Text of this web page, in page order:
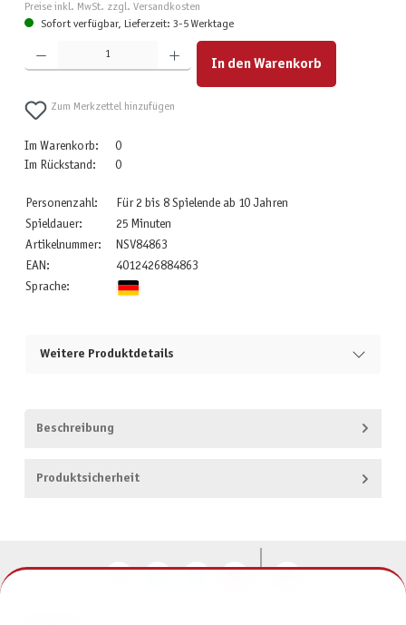
Preise inkl. MwSt. zzgl. Versandkosten
Sofort verfügbar, Lieferzeit: 3-5 Werktage
Produkt Anzahl: Gib den gewünschten Wert ein oder benutze die Schaltflächen um die Anzahl zu
In den Warenkorb
Zum Merkzettel hinzufügen
Im Warenkorb:
0
Im Rückstand:
0
Personenzahl:
Für 2 bis 8 Spielende ab 10 Jahren
Spieldauer:
25 Minuten
Artikelnummer:
NSV84863
EAN:
4012426884863
Sprache:
Weitere Produktdetails
Beschreibung
Produktsicherheit